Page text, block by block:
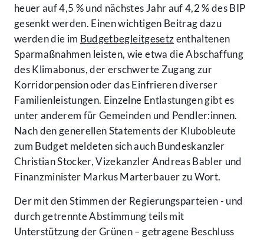
heuer auf 4,5 % und nächstes Jahr auf 4,2 % des BIP
gesenkt werden. Einen wichtigen Beitrag dazu
werden die im Budgetbegleitgesetzenthaltenen
Sparmaßnahmen leisten, wie etwa die Abschaffung
des Klimabonus, der erschwerte Zugang zur
Korridorpension oder das Einfrieren diverser
Familienleistungen. Einzelne Entlastungen gibt es
unter anderem für Gemeinden und Pendler:innen.
Nach den generellen Statements der Klubobleute
zum Budget meldeten sich auch Bundeskanzler
Christian Stocker, Vizekanzler Andreas Babler und
Finanzminister Markus Marterbauer zu Wort.
Der mit den Stimmen der Regierungsparteien - und
durch getrennte Abstimmung teils mit
Unterstützung der Grünen – getragene Beschluss